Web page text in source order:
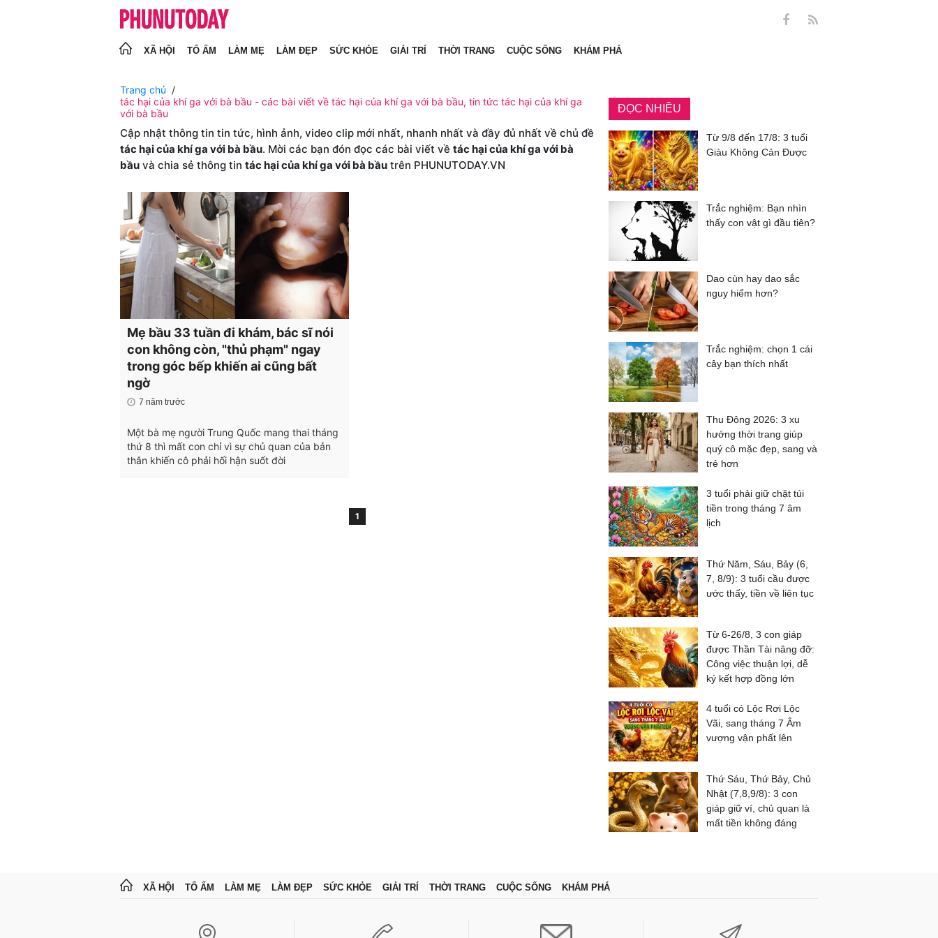
XÃ HỘI TỔ ẤM LÀM MẸ LÀM ĐẸP SỨC KHỎE GIẢI TRÍ THỜI TRANG CUỘC SỐNG KHÁM PHÁ
Trang chủ
tác hại của khí ga với bà bầu - các bài viết về tác hại của khí ga với bà bầu, tin tức tác hại của khí ga
với bà bầu
Cập nhật thông tin tin tức, hình ảnh, video clip mới nhất, nhanh nhất và đầy đủ nhất về chủ đề
tác hại của khí ga với bà bầu. Mời các bạn đón đọc các bài viết về tác hại của khí ga với bà
bầu và chia sẻ thông tin tác hại của khí ga với bà bầu trên PHUNUTODAY.VN
Mẹ bầu 33 tuần đi khám, bác sĩ nói
con không còn, "thủ phạm" ngay
trong góc bếp khiến ai cũng bất
ngờ
7 năm trước
Một bà mẹ người Trung Quốc mang thai tháng
thứ 8 thì mất con chỉ vì sự chủ quan của bản
thân khiến cô phải hối hận suốt đời
1
ĐỌC NHIỀU
Từ 9/8 đến 17/8: 3 tuổi
Giàu Không Cản Được
Trắc nghiệm: Bạn nhìn
thấy con vật gì đầu tiên?
Dao cùn hay dao sắc
nguy hiểm hơn?
Trắc nghiệm: chọn 1 cái
cây bạn thích nhất
Thu Đông 2026: 3 xu
hướng thời trang giúp
quý cô mặc đẹp, sang và
trẻ hơn
3 tuổi phải giữ chặt túi
tiền trong tháng 7 âm
lịch
Thứ Năm, Sáu, Bảy (6,
7, 8/9): 3 tuổi cầu được
ước thấy, tiền về liên tục
Từ 6-26/8, 3 con giáp
được Thần Tài nâng đỡ:
Công việc thuận lợi, dễ
ký kết hợp đồng lớn
4 tuổi có Lộc Rơi Lộc
Vãi, sang tháng 7 Âm
vượng vận phất lên
Thứ Sáu, Thứ Bảy, Chủ
Nhật (7,8,9/8): 3 con
giáp giữ ví, chủ quan là
mất tiền không đáng
XÃ HỘI TỔ ẤM LÀM MẸ LÀM ĐẸP SỨC KHỎE GIẢI TRÍ THỜI TRANG CUỘC SỐNG KHÁM PHÁ